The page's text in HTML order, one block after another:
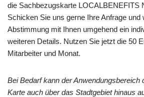
die Sachbezugskarte LOCALBENEFITS
Schicken Sie uns gerne Ihre Anfrage und
Abstimmung mit Ihnen umgehend ein
weiteren Details. Nutzen Sie jetzt die 50
Mitarbeiter und Monat.
Bei Bedarf kann der
Karte auch über das Stadtgebiet hinaus